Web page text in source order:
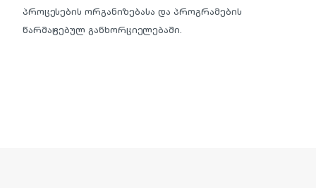
პროცესების ორგანიზებასა და პროგრამების
წარმატებულ განხორციელებაში.